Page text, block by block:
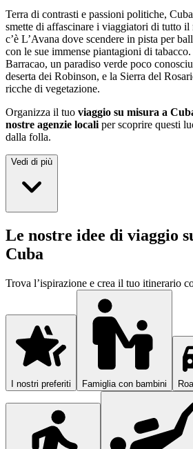
Terra di contrasti e passioni politiche,
smette di affascinare i viaggiatori di tutto il
c’è L’Avana dove scendere in pista per
con le sue immense piantagioni di
Barracao, un paradiso verde poco
deserta dei Robinson, e la Sierra del
ricche di vegetazione.
Organizza il tuo viaggio su misura a
nostre agenzie locali per scoprire questi
dalla folla.
Vedi di più
Le nostre idee di viaggio
Cuba
Trova l’ispirazione e crea il tuo itinerario
I nostri preferiti Famiglia con bambini